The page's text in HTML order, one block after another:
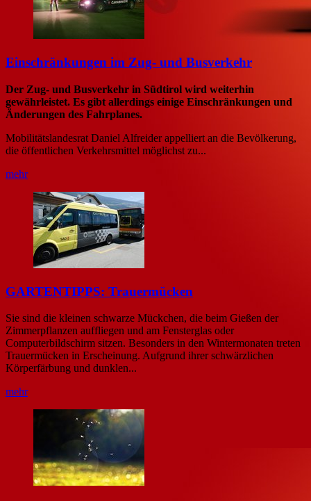
Einschränkungen im Zug- und Busverkehr
Der Zug- und Busverkehr in Südtirol wird weiterhin
gewährleistet. Es gibt allerdings einige Einschränkungen und
Änderungen des Fahrplanes.
Mobilitätslandesrat Daniel Alfreider appelliert an die Bevölkerung,
die öffentlichen Verkehrsmittel möglichst zu...
mehr
GARTENTIPPS: Trauermücken
Sie sind die kleinen schwarze Mückchen, die beim Gießen der
Zimmerpflanzen auffliegen und am Fensterglas oder
Computerbildschirm sitzen. Besonders in den Wintermonaten treten
Trauermücken in Erscheinung. Aufgrund ihrer schwärzlichen
Körperfärbung und dunklen...
mehr